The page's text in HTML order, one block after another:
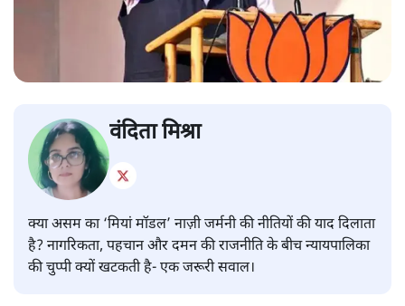
वंदिता मिश्रा
क्या असम का ‘मियां मॉडल’ नाज़ी जर्मनी की नीतियों की याद दिलाता
है? नागरिकता, पहचान और दमन की राजनीति के बीच न्यायपालिका
की चुप्पी क्यों खटकती है- एक जरूरी सवाल।